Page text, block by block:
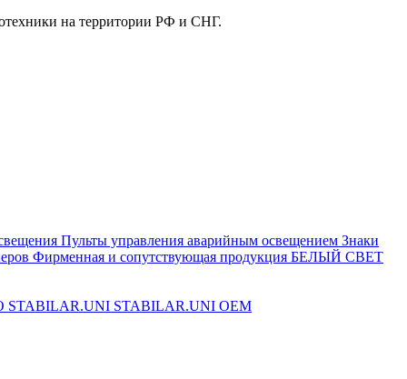
на территории РФ и СНГ.
Пульты управления аварийным освещением Знаки
Фирменная и сопутствующая продукция БЕЛЫЙ СВЕТ
STABILAR.UNI STABILAR.UNI OEM